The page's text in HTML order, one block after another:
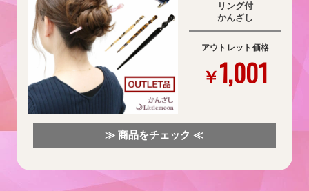
リング付
かんざし
アウトレット価格
￥1,001
≫ 商品をチェック ≪